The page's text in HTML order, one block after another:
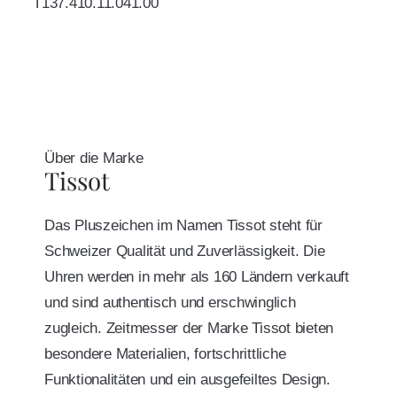
Über die Marke
Tissot
Das Pluszeichen im Namen Tissot steht für
Schweizer Qualität und Zuverlässigkeit. Die
Uhren werden in mehr als 160 Ländern verkauft
und sind authentisch und erschwinglich
zugleich. Zeitmesser der Marke Tissot bieten
besondere Materialien, fortschrittliche
Funktionalitäten und ein ausgefeiltes Design.